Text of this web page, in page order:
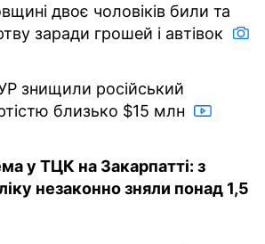
двоє чоловіків били та
заради грошей і автівок
знищили російський
близько $15 млн
у ТЦК на Закарпатті: з
незаконно зняли понад 1,5